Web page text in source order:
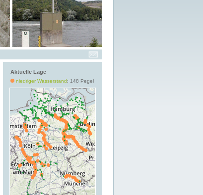
Aktuelle Lage
niedriger Wasserstand: 148 Pegel